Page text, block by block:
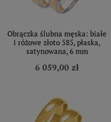
Obrączka ślubna męska: białe
i różowe złoto 585, płaska,
satynowana, 6 mm
6 059,00 zł